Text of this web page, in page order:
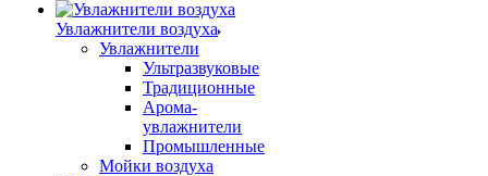
Увлажнители воздуха
Увлажнители
Ультразвуковые
Традиционные
Арома-
увлажнители
Промышленные
Мойки воздуха